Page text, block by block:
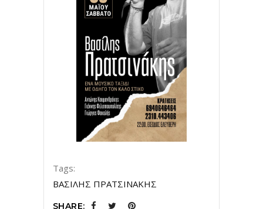
Tags:
ΒΑΣΙΛΗΣ ΠΡΑΤΣΙΝΑΚΗΣ
SHARE: